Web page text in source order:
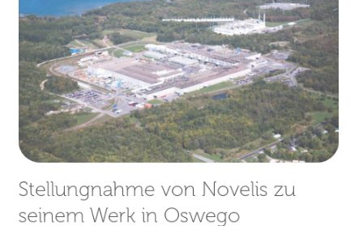
Stellungnahme von Novelis zu
seinem Werk in Oswego